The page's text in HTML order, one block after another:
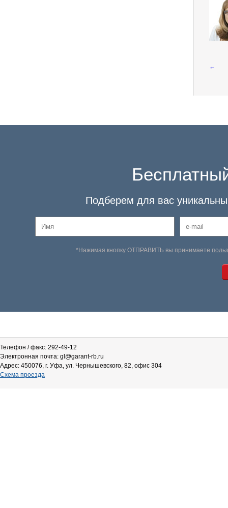
←
Подберем для вас
*Нажимая кнопку ОТПРАВИТЬ вы принимаете
Телефон / факс: 292-49-12
Электронная почта: gl@garant-rb.ru
Адрес: 450076, г. Уфа, ул. Чернышевского, 82, офис 304
Схема проезда